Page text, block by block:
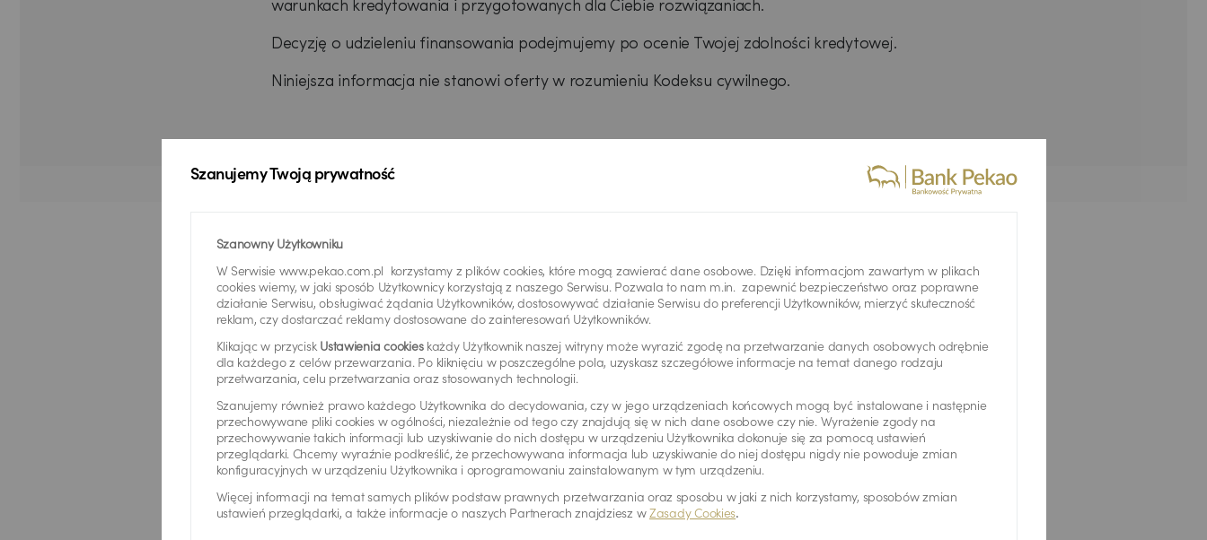
warunkach kredytowania i przygotowanych dla Ciebie rozwiązaniach.
Decyzję o udzieleniu finansowania podejmujemy po ocenie Twojej zdolności kredytowej.
Niniejsza informacja nie stanowi oferty w rozumieniu Kodeksu cywilnego.
Szanujemy Twoją prywatność
Szanowny Użytkowniku
W Serwisie www.pekao.com.pl korzystamy z plików cookies, które mogą zawierać dane osobowe. Dzięki informacjom zawartym w plikach
cookies wiemy, w jaki sposób Użytkownicy korzystają z naszego Serwisu. Pozwala to nam m.in. zapewnić bezpieczeństwo oraz poprawne
działanie Serwisu, obsługiwać żądania Użytkowników, dostosowywać działanie Serwisu do preferencji Użytkowników, mierzyć skuteczność
reklam, czy dostarczać reklamy dostosowane do zainteresowań Użytkowników.
Klikając w przycisk Ustawienia cookies każdy Użytkownik naszej witryny może wyrazić zgodę na przetwarzanie danych osobowych odrębnie
dla każdego z celów przewarzania. Po kliknięciu w poszczególne pola, uzyskasz szczegółowe informacje na temat danego rodzaju
przetwarzania, celu przetwarzania oraz stosowanych technologii.
Szanujemy również prawo każdego Użytkownika do decydowania, czy w jego urządzeniach końcowych mogą być instalowane i następnie
przechowywane pliki cookies w ogólności, niezależnie od tego czy znajdują się w nich dane osobowe czy nie. Wyrażenie zgody na
przechowywanie takich informacji lub uzyskiwanie do nich dostępu w urządzeniu Użytkownika dokonuje się za pomocą ustawień
przeglądarki. Chcemy wyraźnie podkreślić, że przechowywana informacja lub uzyskiwanie do niej dostępu nigdy nie powoduje zmian
konfiguracyjnych w urządzeniu Użytkownika i oprogramowaniu zainstalowanym w tym urządzeniu.
Więcej informacji na temat samych plików podstaw prawnych przetwarzania oraz sposobu w jaki z nich korzystamy, sposobów zmian
ustawień przeglądarki, a także informacje o naszych Partnerach znajdziesz w Zasady Cookies.